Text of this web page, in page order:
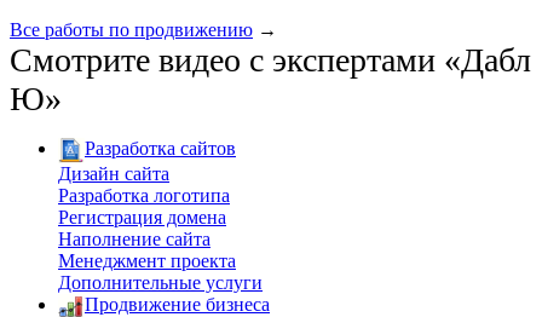
Все работы по продвижению →
Смотрите видео с экспертами «Дабл
Ю»
Разработка сайтов
Дизайн сайта
Разработка логотипа
Регистрация домена
Наполнение сайта
Менеджмент проекта
Дополнительные услуги
Продвижение бизнеса